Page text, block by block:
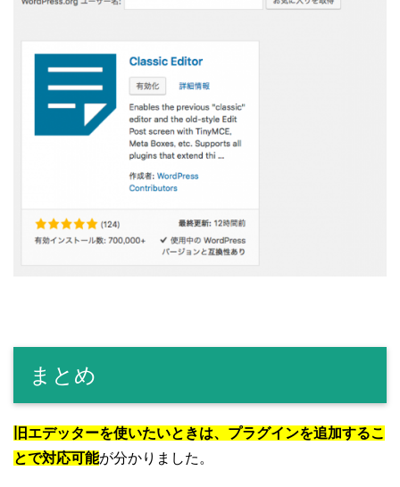
まとめ
旧エデッターを使いたいときは、プラグインを追加するこ
とで対応可能が分かりました。